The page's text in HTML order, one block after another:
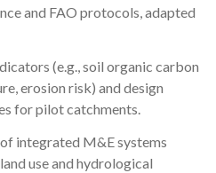
and FAO protocols, adapted
(e.g., soil organic carbon
erosion risk) and design
for pilot catchments.
integrated M&E systems
use and hydrological